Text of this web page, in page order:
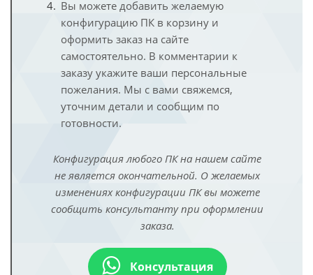
Вы можете добавить желаемую
конфигурацию ПК в корзину и
оформить заказ на сайте
самостоятельно. В комментарии к
заказу укажите ваши персональные
пожелания. Мы с вами свяжемся,
уточним детали и сообщим по
готовности.
Конфигурация любого ПК на нашем сайте
не является окончательной. О желаемых
изменениях конфигурации ПК вы можете
сообщить консультанту при оформлении
заказа.
Консультация